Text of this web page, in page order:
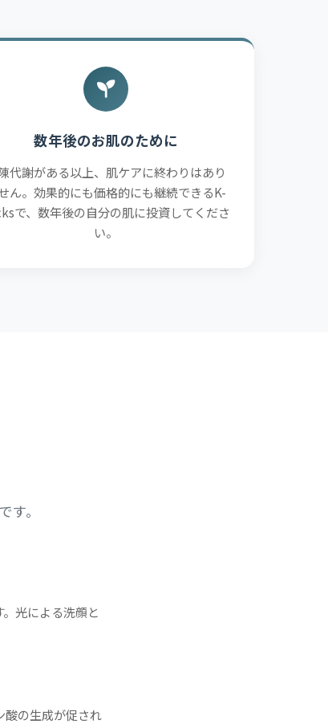
数年後のお肌のために
代謝がある以上、肌ケアに終わりはあり
ん。効果的にも価格的にも継続できるK-
で、数年後の自分の肌に投資してくださ
い。
。
光による洗顔と
酸の生成が促され